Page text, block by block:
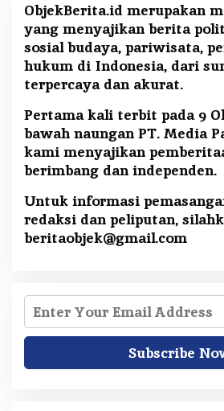
ObjekBerita.id merupakan
yang menyajikan berita
sosial budaya, pariwisata,
hukum di Indonesia, dari
terpercaya dan akurat.
Pertama kali terbit pada 9
bawah naungan PT. Media
kami menyajikan
berimbang dan independen.
Untuk informasi
redaksi dan peliputan,
beritaobjek@gmail.com